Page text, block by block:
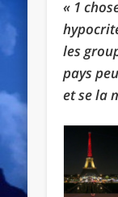
« 1
les
pays
et se la